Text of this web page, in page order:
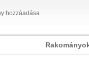
hozzáadása